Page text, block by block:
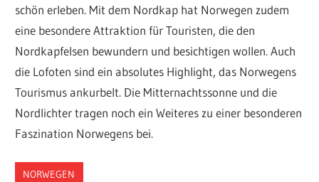
schön erleben. Mit dem Nordkap hat Norwegen zudem
eine besondere Attraktion für Touristen, die den
Nordkapfelsen bewundern und besichtigen wollen. Auch
die Lofoten sind ein absolutes Highlight, das Norwegens
Tourismus ankurbelt. Die Mitternachtssonne und die
Nordlichter tragen noch ein Weiteres zu einer besonderen
Faszination Norwegens bei.
NORWEGEN